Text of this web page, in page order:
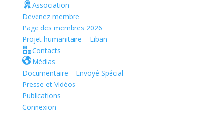
Association
Devenez membre
Page des membres 2026
Projet humanitaire – Liban
Contacts
Médias
Documentaire – Envoyé Spécial
Presse et Vidéos
Publications
Connexion